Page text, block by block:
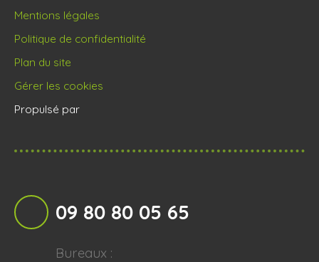
Mentions légales
Politique de confidentialité
Plan du site
Gérer les cookies
Propulsé par
09 80 80 05 65
Bureaux :